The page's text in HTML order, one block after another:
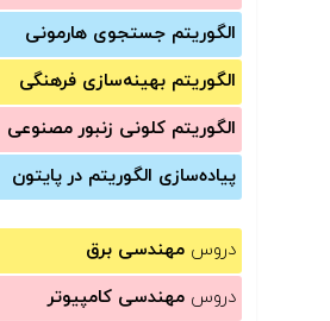
الگوریتم جستجوی هارمونی
الگوریتم بهینه‌سازی فرهنگی
الگوریتم کلونی زنبور مصنوعی
پیاده‌سازی الگوریتم در پایتون
دروس مهندسی برق
دروس مهندسی کامپیوتر